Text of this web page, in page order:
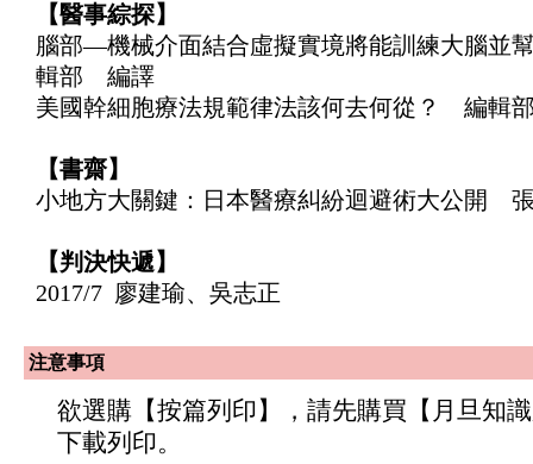
【醫事綜探】
腦部—機械介面結合虛擬實境將能訓練大腦並
輯部 編譯
美國幹細胞療法規範律法該何去何從？ 編
【書齋】
小地方大關鍵：日本醫療糾紛迴避術大公開
【判決快遞】
2017/7 廖建瑜、吳志正
注意事項
欲選購【按篇列印】，請先購買【月旦知
下載列印。